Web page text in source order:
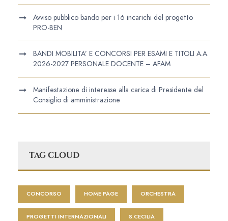
Avviso pubblico bando per i 16 incarichi del progetto
PRO-BEN
BANDI MOBILITA’ E CONCORSI PER ESAMI E TITOLI A.A.
2026-2027 PERSONALE DOCENTE – AFAM
Manifestazione di interesse alla carica di Presidente del
Consiglio di amministrazione
TAG CLOUD
CONCORSO HOME PAGE ORCHESTRA
PROGETTI INTERNAZIONALI S.CECILIA